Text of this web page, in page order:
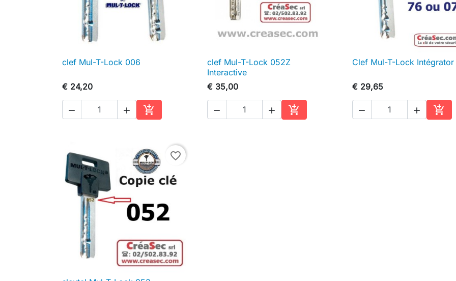
 Snel bekijken
clef Mul-T-Lock 006
€ 24,20
  
In winkelwagen
 Snel bekijken
clef Mul-T-Lock 052Z
Interactive
€ 35,00
  
In winkelwagen
 Snel bekijken
Clef Mul-T-Lock Intégrator
€ 29,65
  
In
favorite_border